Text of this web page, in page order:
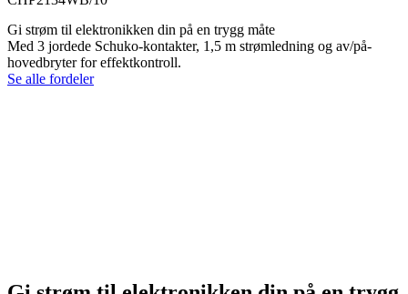
Gi strøm til elektronikken din på en trygg måte
Med 3 jordede Schuko-kontakter, 1,5 m strømledning og av/på-
hovedbryter for effektkontroll.
Se alle fordeler